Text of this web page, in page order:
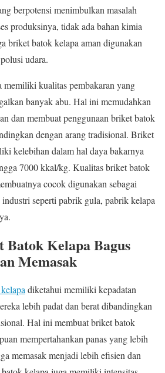
berpotensi menimbulkan masalah
produksinya, tidak ada bahan kimia
briket batok kelapa aman digunakan
udara.
kualitas pembakaran yang
banyak abu. Hal ini memudahkan
dan membuat penggunaan briket batok
dengan arang tradisional. Briket
kelebihan dalam hal daya bakarnya
7000 kkal/kg. Kualitas briket batok
cocok digunakan sebagai
seperti pabrik gula, pabrik kelapa
Kelapa Bagus
Memasak
diketahui memiliki kepadatan
lebih padat dan berat dibandingkan
Hal ini membuat briket batok
mempertahankan panas yang lebih
memasak menjadi lebih efisien dan